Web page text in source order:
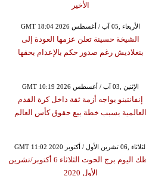
الأخير
GMT 18:04 2026 الأربعاء ,05 آب / أغسطس
الشيخة حسينة تعلن عزمها العودة إلى
بنغلاديش رغم صدور حكم بالإعدام بحقها
GMT 10:19 2026 الإثنين ,03 آب / أغسطس
إنفانتينو يواجه أزمة ثقة داخل كرة القدم
العالمية بسبب خطة بيع حقوق كأس العالم
GMT 11:02 2020 الثلاثاء ,06 تشرين الأول / أكتوبر
حظك اليوم برج الحوت الثلاثاء 6 أكتوبر/تشرين
الأول 2020